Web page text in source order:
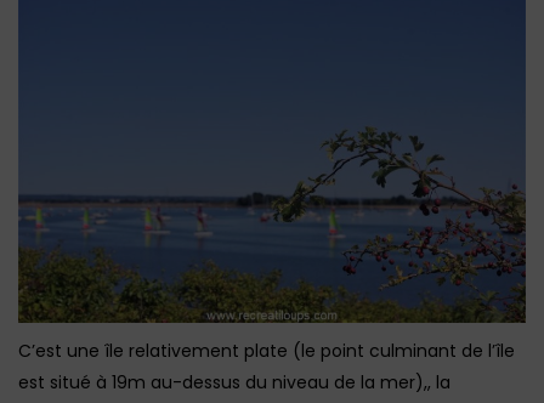
C’est une île relativement plate (le point culminant de l’île
est situé à 19m au-dessus du niveau de la mer),, la